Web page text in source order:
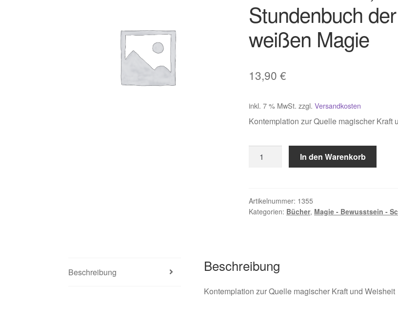
Stundenbuch der
weißen Magie
13,90€
inkl. 7 % MwSt. zzgl.Versandkosten
Kontemplation zur Quelle magischer Kraft
Matthias,
weißen
Magie
In den Warenkorb
Artikelnummer: 1355
Kategorien: Bücher, Magie - Bewusstsein -
Beschreibung Beschreibung
Kontemplation zur Quelle magischer Kraft und Weisheit